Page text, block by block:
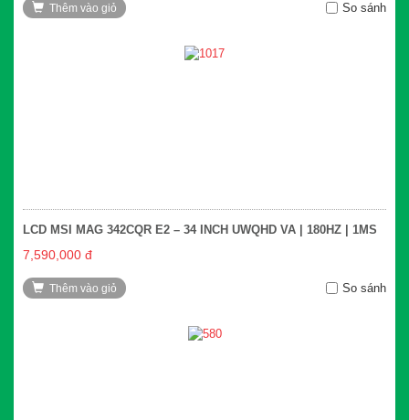
Thêm vào giỏ So sánh
LCD MSI MAG 342CQR E2 – 34 INCH UWQHD VA | 180HZ | 1MS
7,590,000 đ
Thêm vào giỏ So sánh